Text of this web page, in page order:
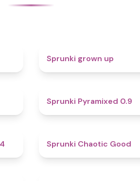
Sprunki grown up
Sprunki Pyramixed 0.9
Sprunki Chaotic Good